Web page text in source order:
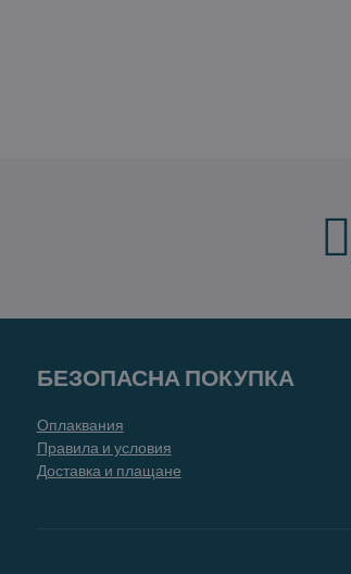
БЕЗОПАСНА ПОКУПКА
Оплаквания
Правила и условия
Доставка и плащане